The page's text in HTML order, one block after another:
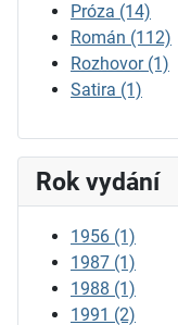
Próza (14)
Román (112)
Rozhovor (1)
Satira (1)
Rok vydání
1956 (1)
1987 (1)
1988 (1)
1991 (2)